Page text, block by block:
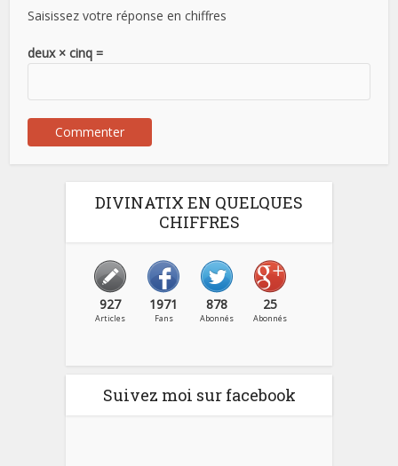
Saisissez votre réponse en chiffres
deux × cinq =
DIVINATIX EN QUELQUES
CHIFFRES
927
Articles
1971
Fans
878
Abonnés
25
Abonnés
Suivez moi sur facebook